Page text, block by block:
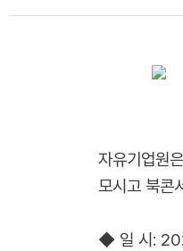
자유기업원
모시고 북콘
◆ 일 시: